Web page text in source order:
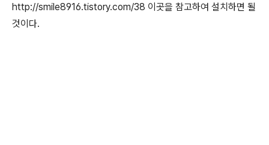
http://smile8916.tistory.com/38 이곳을 참고하여 설치하면 될
것이다.